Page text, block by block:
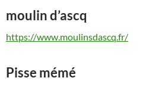
moulin d’ascq
https://www.moulinsdascq.fr/
Pisse mémé